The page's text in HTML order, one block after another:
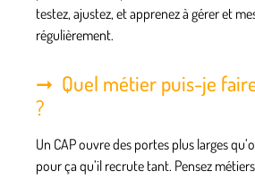
testez, ajustez, et apprenez à gérer et
régulièrement.
Quel métier puis-je
?
Un CAP ouvre des portes plus larges
pour ça qu’il recrute tant. Pensez